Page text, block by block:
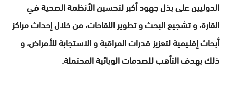
الدوليين على بذل جهود أكبر لتحسين الأنظمة الصحية في
القارة، و تشجيع البحث و تطوير اللقاحات، من خلال إحداث مراكز
أبحاث إقليمية لتعزيز قدرات المراقبة و الاستجابة للأمراض، و
ذلك بهدف التأهب للصدمات الوبائية المحتملة.